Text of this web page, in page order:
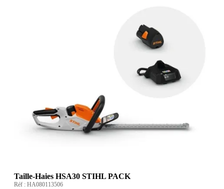
Taille-Haies HSA30 STIHL PACK
Réf : HA080113506